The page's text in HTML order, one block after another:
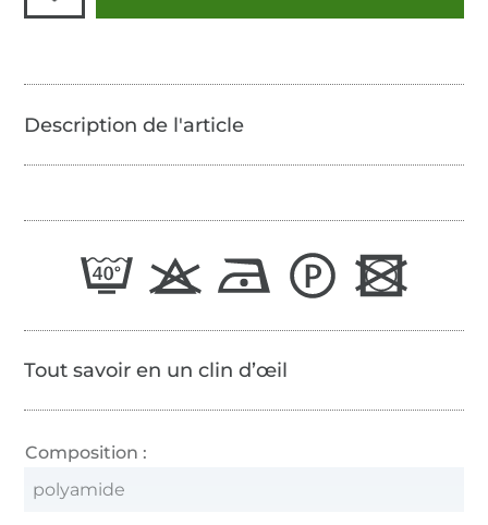
Tout savoir en un clin d’œil
Composition :
polyamide